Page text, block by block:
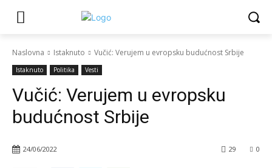
Naslovna Istaknuto Vučić: Verujem u evropsku budućnost Srbije
Istaknuto Politika Vesti
Vučić: Verujem u evropsku
budućnost Srbije
24/06/2022 0
29